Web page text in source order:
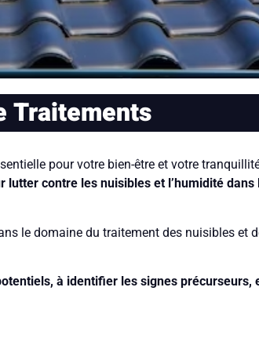
Traitements
pour votre bien-être et votre
lutter contre les nuisibles et l’humidité dans
le domaine du traitement des nuisibles et
à identifier les signes précurseurs,